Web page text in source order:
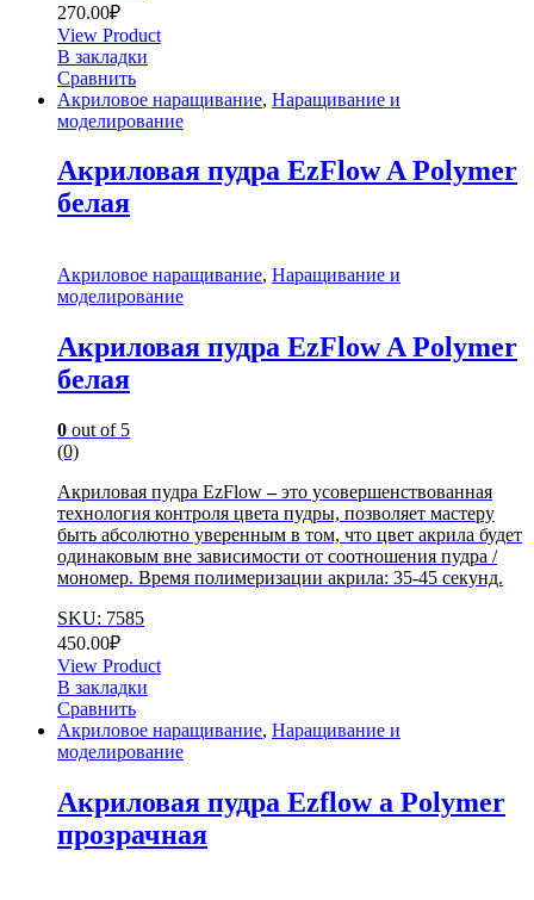
270.00₽
View Product
В закладки
Сравнить
Акриловое наращивание, Наращивание и
моделирование
Акриловая пудра EzFlow A Polymer
белая
Акриловое наращивание, Наращивание и
моделирование
Акриловая пудра EzFlow A Polymer
белая
0 out of 5
(0)
Акриловая пудра EzFlow–это усовершенствованная
технология контроля цвета пудры, позволяет мастеру
быть абсолютно уверенным в том, что цвет акрила будет
одинаковым вне зависимости от соотношения пудра /
мономер. Время полимеризации акрила: 35-45 секунд.
SKU: 7585
450.00₽
View Product
В закладки
Сравнить
Акриловое наращивание, Наращивание и
моделирование
Акриловая пудра Ezflow a Polymer
прозрачная